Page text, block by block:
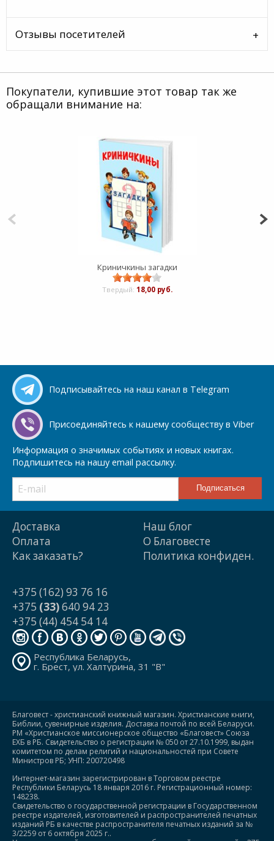
Отзывы посетителей
Покупатели, купившие этот товар так же
обращали внимание на:
Криничкины загадки
Твердый: 18,00 руб.
Подписывайтесь на наш канал в Telegram
Присоединяйтесь к нашему сообществу в Viber
Информация о значимых событиях и новых книгах.
Подпишитесь на нашу email рассылку.
Доставка
Оплата
Как заказать?
Наш блог
О Благовесте
Политика конфиден.
+375 (162) 93 76 16
+375 (33)640 94 23
+375 (44) 454 54 14
Республика Беларусь,
г. Брест, ул. Халтурина, 31 "В"
Благовест - христианский книжный магазин. Христианские книги,
Библии, сувенирные изделия. Доставка почтой по всей Беларуси.
РМ «Христианское миссионерское общество «Благовест» Союза
ЕХБ в РБ. Свидетельство о регистрации № 050 от 27.10.1999, выдан
комитетом по делам религий и национальностей при Совете
Министров РБ; УНП: 200720498
Интернет-магазин зарегистрирован в Торговом реестре
Республики Беларусь 18 января 2016 г. Регистрационный номер:
148238.
Свидетельство о государственной регистрации в Государственном
реестре издателей, изготовителей и распространителей печатных
изданий РБ в качестве распространителя печатных изданий за №
3/2259 от 6 октября 2025 г..